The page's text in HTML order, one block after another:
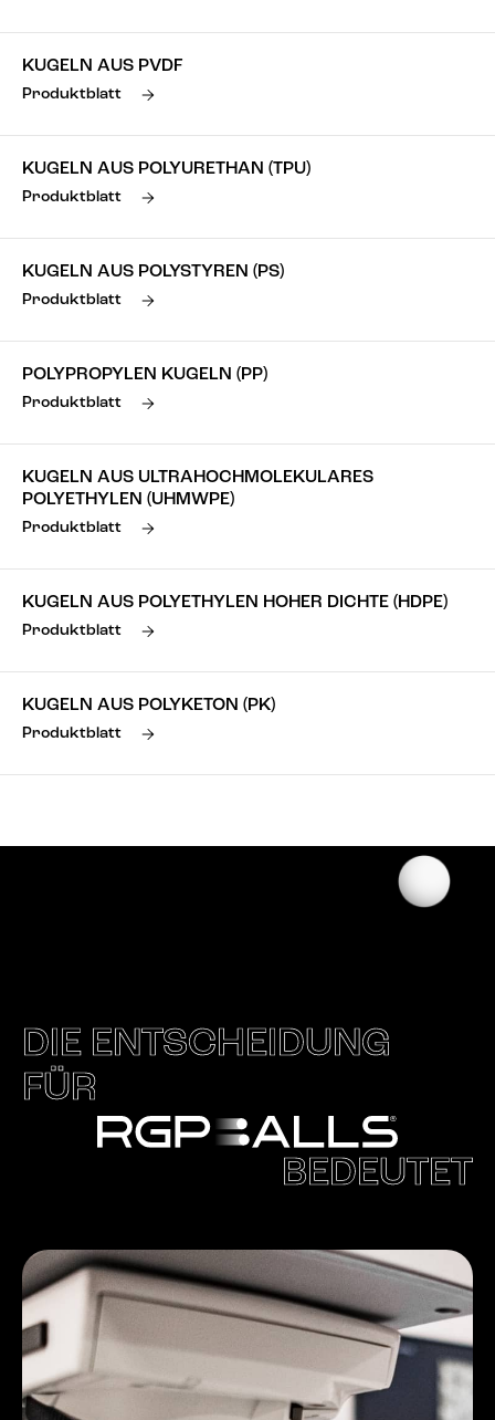
KUGELN AUS PVDF
Produktblatt
KUGELN AUS POLYURETHAN (TPU)
Produktblatt
KUGELN AUS POLYSTYREN (PS)
Produktblatt
POLYPROPYLEN KUGELN (PP)
Produktblatt
KUGELN AUS ULTRAHOCHMOLEKULARES
POLYETHYLEN (UHMWPE)
Produktblatt
KUGELN AUS POLYETHYLEN HOHER DICHTE (HDPE)
Produktblatt
KUGELN AUS POLYKETON (PK)
Produktblatt
DIE ENTSCHEIDUNG
FÜR
BEDEUTET